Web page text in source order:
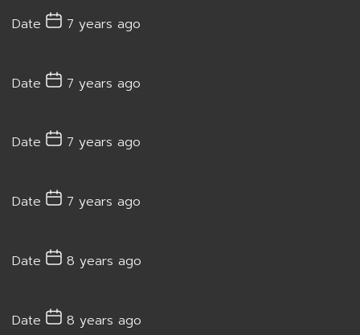
Date 7 years ago
Date 7 years ago
Date 7 years ago
Date 7 years ago
Date 8 years ago
Date 8 years ago